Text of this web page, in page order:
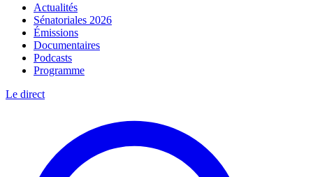
Actualités
Sénatoriales 2026
Émissions
Documentaires
Podcasts
Programme
Le direct